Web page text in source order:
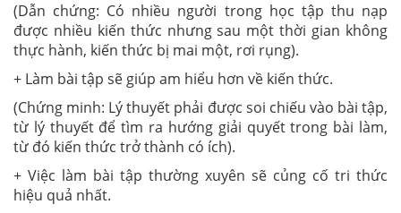
(Dẫn chứng: Có nhiều người trong học tập thu nạp
được nhiều kiến thức nhưng sau một thời gian không
thực hành, kiến thức bị mai một, rơi rụng).
+ Làm bài tập sẽ giúp am hiểu hơn về kiến thức.
(Chứng minh: Lý thuyết phải được soi chiếu vào bài tập,
từ lý thuyết để tìm ra hướng giải quyết trong bài làm,
từ đó kiến thức trở thành có ích).
+ Việc làm bài tập thường xuyên sẽ củng cố tri thức
hiệu quả nhất.